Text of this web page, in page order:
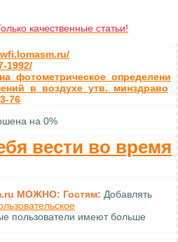
качественные статьи!
1992/
76
на 0%
вести во время
МОЖНО: Гостям: Добавлять
пользователи имеют больше